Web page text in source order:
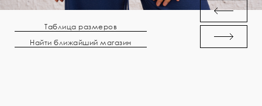
Таблица размеров
Найти ближайший магазин